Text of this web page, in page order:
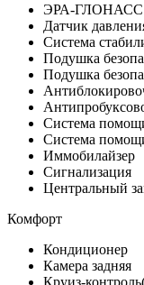
ЭРА-ГЛОНАСС
Датчик
Система
Подушка
Подушка
Система
Система
Иммобилайзер
Сигнализация
Центральный
Комфорт
Кондиционер
Камера задняя
Круиз-